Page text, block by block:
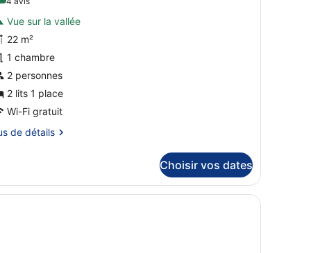
:
Vue sur la vallée
22 m²
1 chambre
2 personnes
2 lits 1 place
Wi-Fi gratuit
de détails
Choisir vos dates